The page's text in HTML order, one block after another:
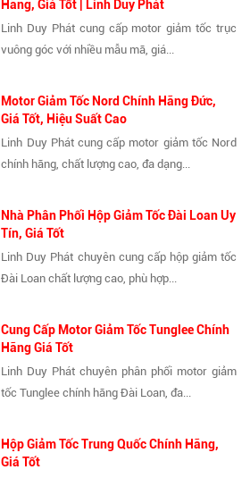
Hãng, Giá Tốt | Linh Duy Phát
Linh Duy Phát cung cấp motor giảm tốc trục
vuông góc với nhiều mẫu mã, giá...
Motor Giảm Tốc Nord Chính Hãng Đức,
Giá Tốt, Hiệu Suất Cao
Linh Duy Phát cung cấp motor giảm tốc Nord
chính hãng, chất lượng cao, đa dạng...
Nhà Phân Phối Hộp Giảm Tốc Đài Loan Uy
Tín, Giá Tốt
Linh Duy Phát chuyên cung cấp hộp giảm tốc
Đài Loan chất lượng cao, phù hợp...
Cung Cấp Motor Giảm Tốc Tunglee Chính
Hãng Giá Tốt
Linh Duy Phát chuyên phân phối motor giảm
tốc Tunglee chính hãng Đài Loan, đa...
Hộp Giảm Tốc Trung Quốc Chính Hãng,
Giá Tốt